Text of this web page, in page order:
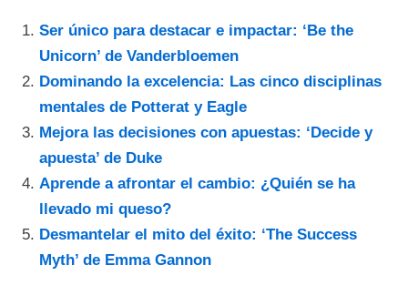
Ser único para destacar e impactar: ‘Be the
Unicorn’ de Vanderbloemen
Dominando la excelencia: Las cinco disciplinas
mentales de Potterat y Eagle
Mejora las decisiones con apuestas: ‘Decide y
apuesta’ de Duke
Aprende a afrontar el cambio: ¿Quién se ha
llevado mi queso?
Desmantelar el mito del éxito: ‘The Success
Myth’ de Emma Gannon